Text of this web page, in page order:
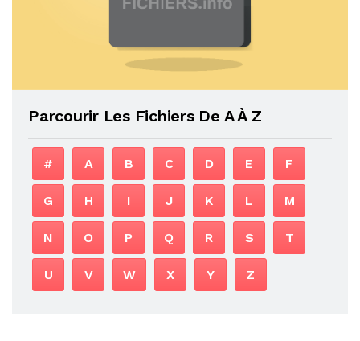
Parcourir Les Fichiers De A À Z
# A B C D E F
G H I J K L M
N O P Q R S T
U V W X Y Z